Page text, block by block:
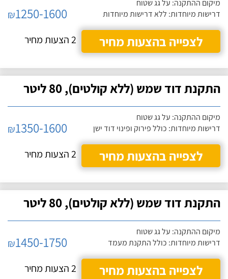
מיקום ההתקנה: על גג שטוח
דרישות מיוחדות: ללא דרישות מיוחדות
₪1250-1600
לצפייה בהצעות מחיר
2 הצעות מחיר
התקנת דוד שמש (ללא קולטים), 80 ליטר
מיקום ההתקנה: על גג שטוח
דרישות מיוחדות: כולל פירוק ופינוי דוד ישן
₪1350-1600
לצפייה בהצעות מחיר
2 הצעות מחיר
התקנת דוד שמש (ללא קולטים), 80 ליטר
מיקום ההתקנה: על גג שטוח
דרישות מיוחדות: כולל התקנת מעמד
₪1450-1750
לצפייה בהצעות מחיר
2 הצעות מחיר